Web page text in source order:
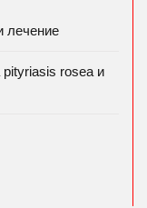
лечение
pityriasis rosea и